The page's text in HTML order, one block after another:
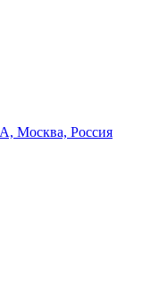
Москва, Россия